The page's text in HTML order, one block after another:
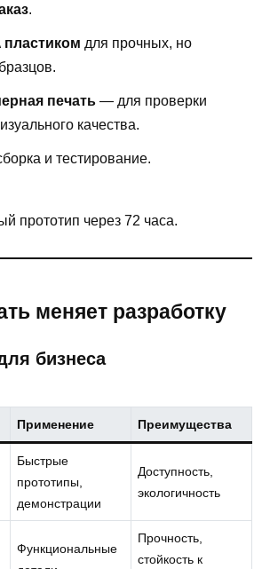
.
пластиком для прочных, но
печать — для проверки
качества.
и тестирование.
прототип через 72 часа.
меняет разработку
бизнеса
Применение Преимущества
Быстрые
прототипы,
демонстрации
Доступность,
экологичность
Функциональные
Прочность,
стойкость к